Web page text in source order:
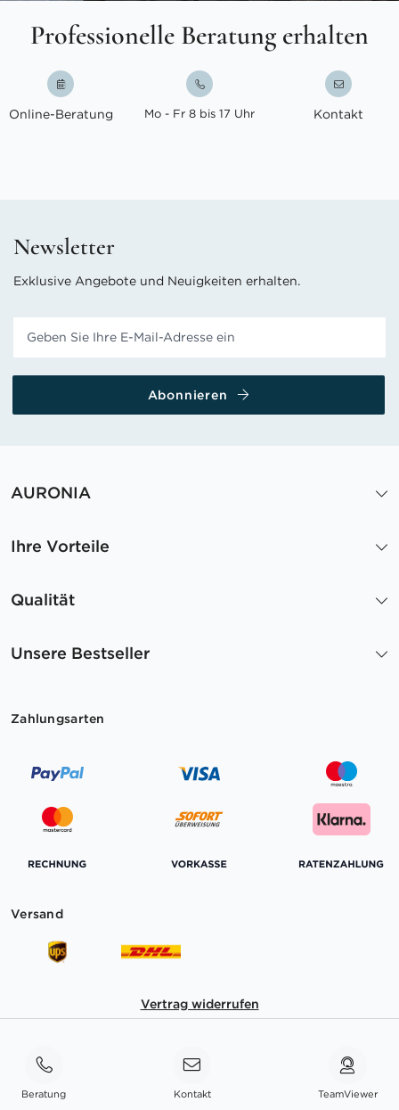
Professionelle Beratung erhalten
Online-Beratung Mo - Fr 8 bis 17 Uhr Kontakt
Newsletter
Exklusive Angebote und Neuigkeiten erhalten.
Abonnieren
AURONIA
Ihre Vorteile
Qualität
Unsere Bestseller
Zahlungsarten
Versand
Vertrag widerrufen
Beratung Kontakt TeamViewer